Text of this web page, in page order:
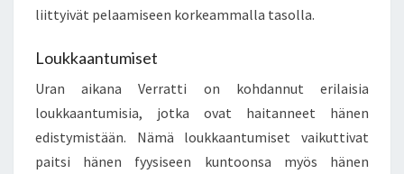
liittyivät pelaamiseen korkeammalla tasolla.
Loukkaantumiset
Uran aikana Verratti on kohdannut erilaisia
loukkaantumisia, jotka ovat haitanneet hänen
edistymistään. Nämä loukkaantumiset vaikuttivat
paitsi hänen fyysiseen kuntoonsa myös hänen